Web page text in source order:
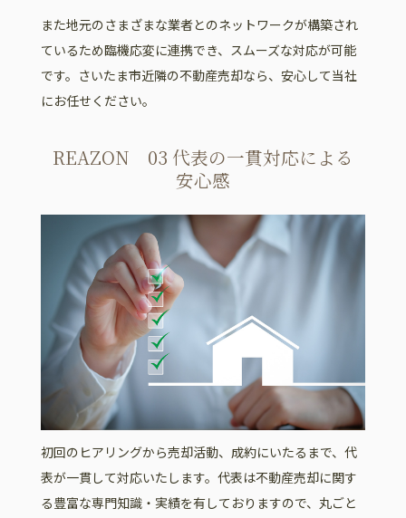
また地元のさまざまな業者とのネットワークが構築され
ているため臨機応変に連携でき、スムーズな対応が可能
です。さいたま市近隣の不動産売却なら、安心して当社
にお任せください。
REAZON 03 代表の一貫対応による
安心感
初回のヒアリングから売却活動、成約にいたるまで、代
表が一貫して対応いたします。代表は不動産売却に関す
る豊富な専門知識・実績を有しておりますので、丸ごと